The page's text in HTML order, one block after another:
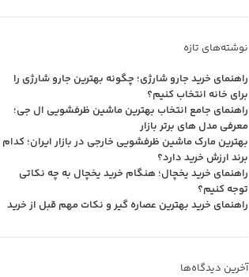
نوشته‌های تازه
راهنمای خرید جارو شارژی؛ چگونه بهترین جارو شارژی را
برای خانه انتخاب کنیم؟
راهنمای جامع انتخاب بهترین ماشین ظرفشویی ال جی؛
معرفی مدل های برتر بازار
بهترین مارک ماشین ظرفشویی خارجی در بازار ایران؛ کدام
برند ارزش خرید دارد؟
راهنمای خرید یخچال؛ هنگام خرید یخچال به چه نکاتی
توجه کنیم؟
راهنمای خرید بهترین عصاره گیر و نکات مهم قبل از خرید
آخرین دیدگاه‌ها